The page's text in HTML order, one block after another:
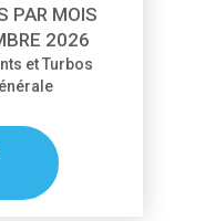
PAR MOIS
2026
et Turbos